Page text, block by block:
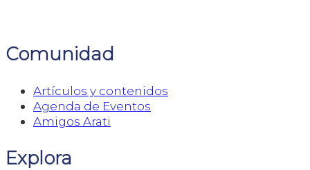
Comunidad
Artículos y contenidos
Agenda de Eventos
Amigos Arati
Explora